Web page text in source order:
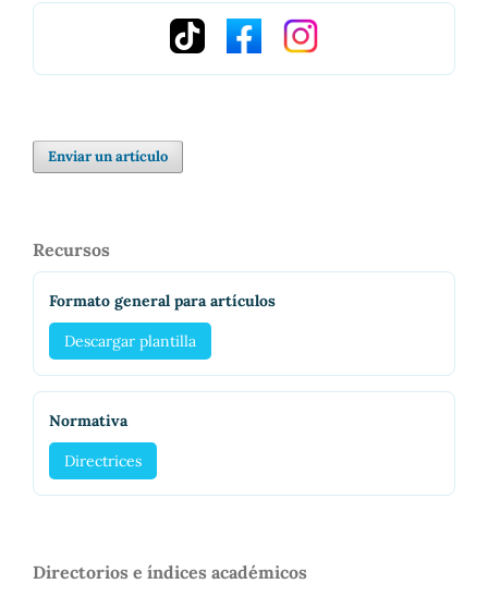
Enviar un artículo
Recursos
Formato general para artículos
Descargar plantilla
Normativa
Directrices
Directorios e índices académicos